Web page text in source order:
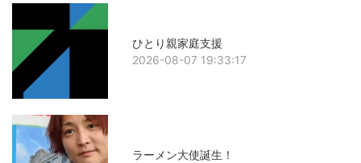
ひとり親家庭支援
2026-08-07 19:33:17
ラーメン大使誕生！